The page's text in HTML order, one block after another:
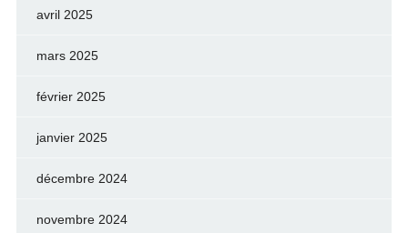
avril 2025
mars 2025
février 2025
janvier 2025
décembre 2024
novembre 2024